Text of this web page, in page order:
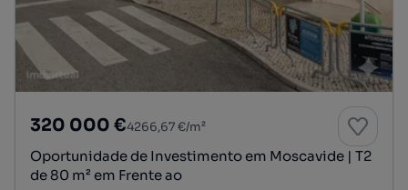
320 000 €4266,67 €/m²
Oportunidade de Investimento em Moscavide | T2
de 80 m² em Frente ao